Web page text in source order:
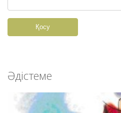
Қосу
Әдістеме